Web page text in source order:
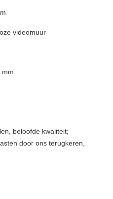
videomuur
mm
beloofde kwaliteit;
door ons terugkeren,